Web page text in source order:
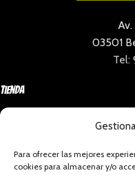
Para ofrecer las mejores
cookies para almacenar y/o
Av.
03501
Tel:
Tienda